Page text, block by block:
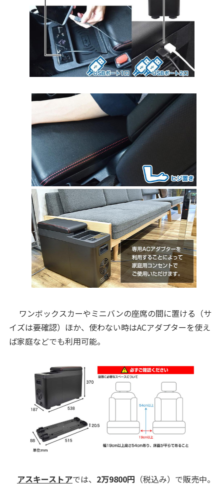
ワンボックスカーやミニバンの座席の間に置ける（サ
イズは要確認）ほか、使わない時はACアダプターを使え
ば家庭などでも利用可能。
アスキーストアでは、 2万9800円 （税込み）で販売中。